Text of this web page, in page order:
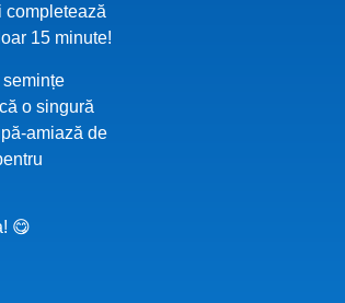
completează
15 minute!
o singură
amiază de
😋